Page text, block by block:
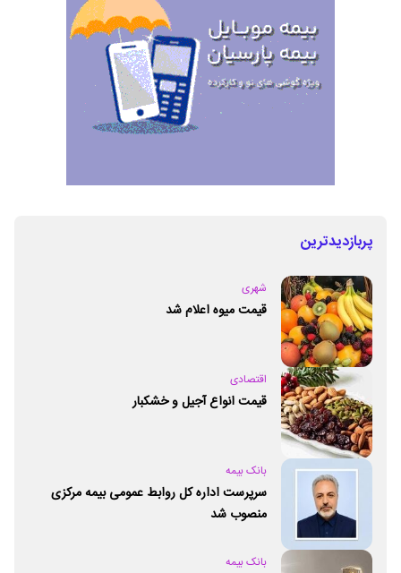
پربازدیدترین
شهری
قیمت میوه اعلام شد
اقتصادی
قیمت انواع آجیل و خشکبار
بانک بیمه
سرپرست اداره کل روابط عمومی بیمه مرکزی
منصوب شد
بانک بیمه